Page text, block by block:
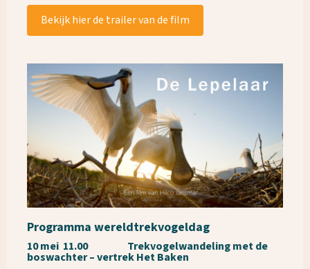
Bekijk hier de trailer van de film
Programma wereldtrekvogeldag
10 mei 11.00 Trekvogelwandeling met de
boswachter – vertrek Het Baken